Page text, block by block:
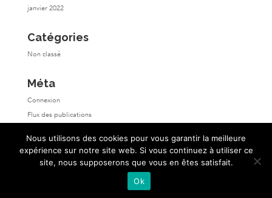
janvier 2022
Catégories
Non classé
Méta
Connexion
Flux des publications
Site de WordPress-FR
Nous utilisons des cookies pour vous garantir la meilleure
expérience sur notre site web. Si vous continuez à utiliser ce
site, nous supposerons que vous en êtes satisfait.
Ok